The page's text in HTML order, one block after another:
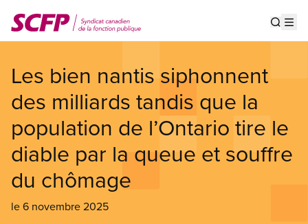
au
contenu
Les bien nantis siphonnent
des milliards tandis que la
population de l’Ontario tire le
diable par la queue et souffre
du chômage
le 6 novembre 2025